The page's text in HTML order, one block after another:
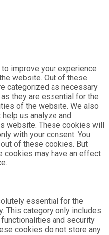
improve your experience
website. Out of these
categorized as necessary
they are essential for the
of the website. We also
us analyze and
website. These cookies will
with your consent. You
of these cookies. But
cookies may have an effect
essential for the
This category only includes
and security
cookies do not store any